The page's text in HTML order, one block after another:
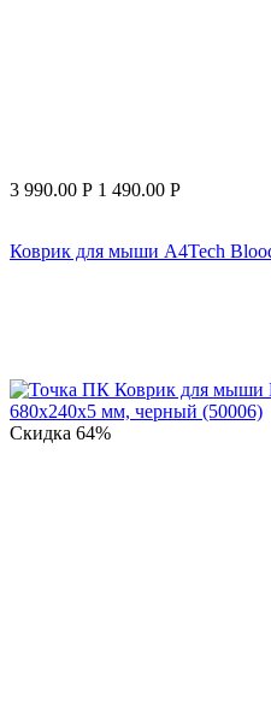
3 990.00 Р 1 490.00 Р
Коврик для мыши A4Tech
Скидка 64%